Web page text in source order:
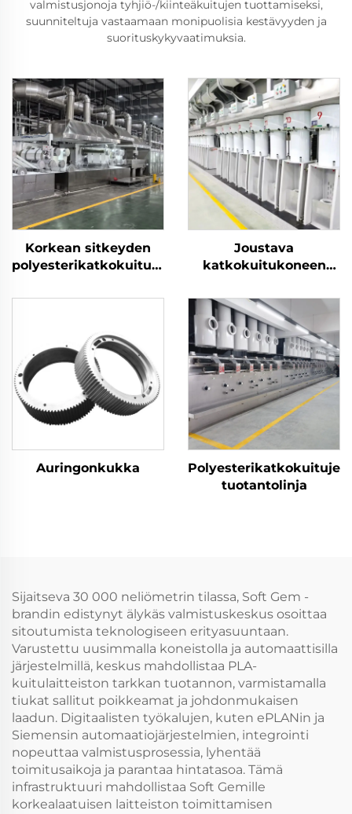
valmistusjonoja tyhjiö-/kiinteäkuitujen tuottamiseksi,
suunniteltuja vastaamaan monipuolisia kestävyyden ja
suorituskykyvaatimuksia.
Korkean sitkeyden
polyesterikatkokuitujen
kiinteän
PSF-valmistuskone
Joustava
katkokuitukoneen
sekä onttoa että
kiinteää kuitua
Auringonkukka
Polyesterikatkokuitujen
tuotantolinja
Sijaitseva 30 000 neliömetrin tilassa, Soft Gem -
brandin edistynyt älykäs valmistuskeskus osoittaa
sitoutumista teknologiseen erityasuuntaan.
Varustettu uusimmalla koneistolla ja automaattisilla
järjestelmillä, keskus mahdollistaa PLA-
kuitulaitteiston tarkkan tuotannon, varmistamalla
tiukat sallitut poikkeamat ja johdonmukaisen
laadun. Digitaalisten työkalujen, kuten ePLANin ja
Siemensin automaatiojärjestelmien, integrointi
nopeuttaa valmistusprosessia, lyhentää
toimitusaikoja ja parantaa hintatasoa. Tämä
infrastruktuuri mahdollistaa Soft Gemille
korkealaatuisen laitteiston toimittamisen